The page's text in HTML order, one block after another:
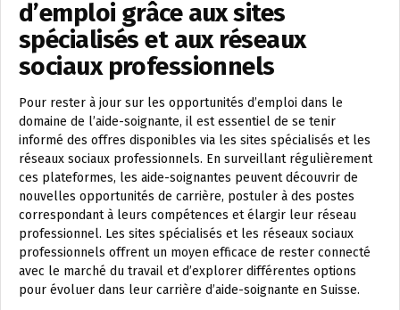
d’emploi grâce aux sites
spécialisés et aux réseaux
sociaux professionnels
Pour rester à jour sur les opportunités d’emploi dans le
domaine de l’aide-soignante, il est essentiel de se tenir
informé des offres disponibles via les sites spécialisés et les
réseaux sociaux professionnels. En surveillant régulièrement
ces plateformes, les aide-soignantes peuvent découvrir de
nouvelles opportunités de carrière, postuler à des postes
correspondant à leurs compétences et élargir leur réseau
professionnel. Les sites spécialisés et les réseaux sociaux
professionnels offrent un moyen efficace de rester connecté
avec le marché du travail et d’explorer différentes options
pour évoluer dans leur carrière d’aide-soignante en Suisse.